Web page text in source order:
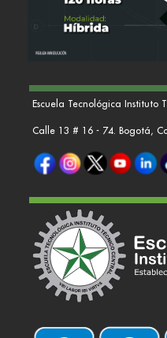
Escuela Tecnológica Instituto
Calle 13 # 16 - 74. Bogotá,